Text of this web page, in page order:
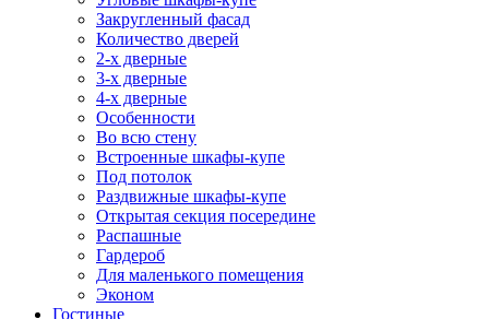
Закругленный фасад
Количество дверей
2-х дверные
3-х дверные
4-х дверные
Особенности
Во всю стену
Встроенные шкафы-купе
Под потолок
Раздвижные шкафы-купе
Открытая секция посередине
Распашные
Гардероб
Для маленького помещения
Эконом
Гостиные